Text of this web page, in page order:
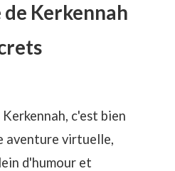
Kerkennah
c'est bien
aventure virtuelle,
d'humour et